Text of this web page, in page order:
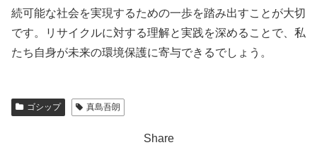
続可能な社会を実現するための一歩を踏み出すことが大切
です。リサイクルに対する理解と実践を深めることで、私
たち自身が未来の環境保護に寄与できるでしょう。
ゴシップ 真島吾朗
Share